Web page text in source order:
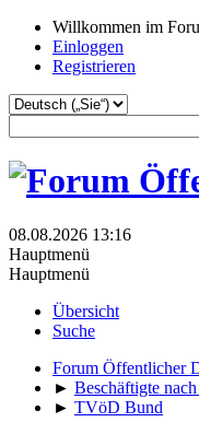
Willkommen im
Einloggen
Registrieren
08.08.2026 13:16
Hauptmenü
Hauptmenü
Übersicht
Suche
Forum Öffentlicher
► Beschäftigte
► TVöD Bund